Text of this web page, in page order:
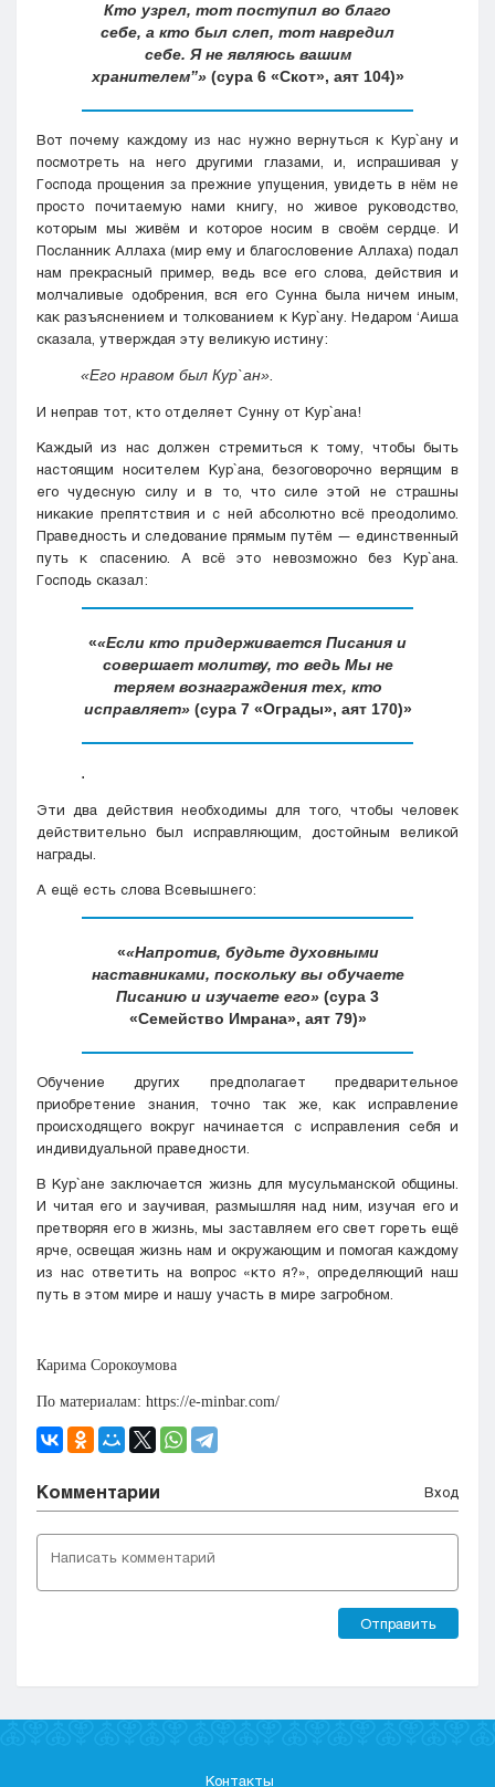
Кто узрел, тот поступил во благо
себе, а кто был слеп, тот навредил
себе. Я не являюсь вашим
хранителем”»(сура 6 «Скот», аят 104)
Вот почему каждому из нас нужно вернуться к Кyр`ану и
посмотреть на него другими глазами, и, испрашивая у
Господа прощения за прежние упущения, увидеть в нём не
просто почитаемую нами книгу, но живое руководство,
которым мы живём и которое носим в своём сердце. И
Посланник Аллаха (мир ему и благословение Аллаха) подал
нам прекрасный пример, ведь все его слова, действия и
молчаливые одобрения, вся его Сунна была ничем иным,
как разъяснением и толкованием к Кyр`ану. Недаром ‘Аиша
сказала, утверждая эту великую истину:
«Его нравом был Кyр`ан».
И неправ тот, кто отделяет Сунну от Кyр`ана!
Каждый из нас должен стремиться к тому, чтобы быть
настоящим носителем Кyр`ана, безоговорочно верящим в
его чудесную силу и в то, что силе этой не страшны
никакие препятствия и с ней абсолютно всё преодолимо.
Праведность и следование прямым путём — единственный
путь к спасению. А всё это невозможно без Кyр`ана.
Господь сказал:
«Если кто придерживается Писания и
совершает молитву, то ведь Мы не
теряем вознаграждения тех, кто
исправляет»(сура 7 «Ограды», аят 170)
.
Эти два действия необходимы для того, чтобы человек
действительно был исправляющим, достойным великой
награды.
А ещё есть слова Всевышнего:
«Напротив, будьте духовными
наставниками, поскольку вы обучаете
Писанию и изучаете его» (сура 3
«Семейство Имрана», аят 79)
Обучение других предполагает предварительное
приобретение знания, точно так же, как исправление
происходящего вокруг начинается с исправления себя и
индивидуальной праведности.
В Кyр`ане заключается жизнь для мусульманской общины.
И читая его и заучивая, размышляя над ним, изучая его и
претворяя его в жизнь, мы заставляем его свет гореть ещё
ярче, освещая жизнь нам и окружающим и помогая каждому
из нас ответить на вопрос «кто я?», определяющий наш
путь в этом мире и нашу участь в мире загробном.
Карима Сорокоумова
По материалам: https://e-minbar.com/
Комментарии Вход
Отправить
Контакты